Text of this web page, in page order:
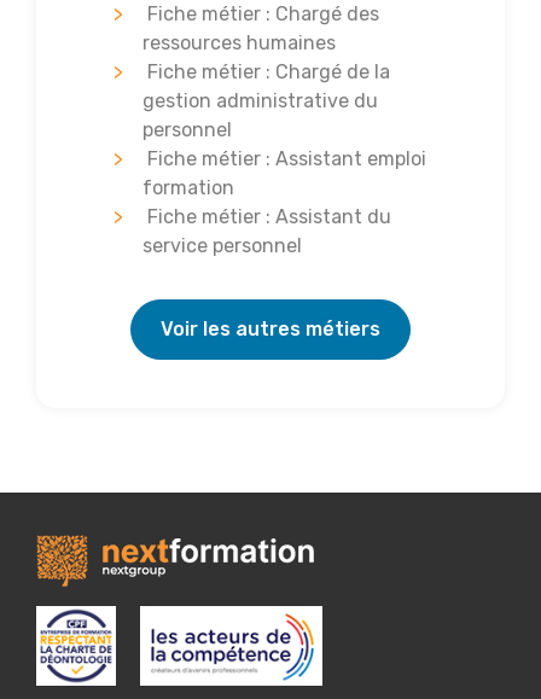
Fiche métier : Chargé des
ressources humaines
Fiche métier : Chargé de la
gestion administrative du
personnel
Fiche métier : Assistant emploi
formation
Fiche métier : Assistant du
service personnel
Voir les autres métiers